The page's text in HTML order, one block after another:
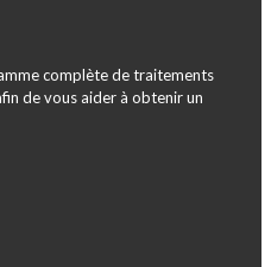
complète de traitements
de vous aider à obtenir un